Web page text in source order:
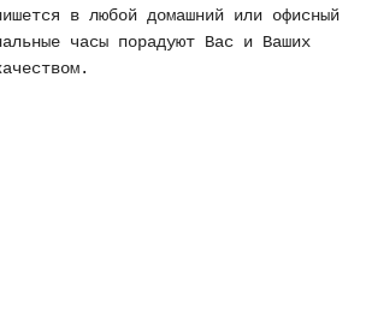
в любой домашний или офисный
часы порадуют Вас и Ваших